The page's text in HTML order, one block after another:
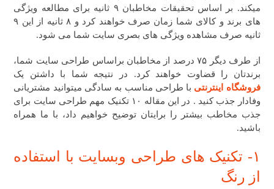
میکند. بر اساس تحقیقات مخاطبان ۹ ثانیه برای مطالعه ویژگی
های برند و کالای شما زمان صرف خواهند کرد و ۸ ثانیه از این ۹
ثانیه صرف مشاهده ویژگی های بصری سایت شما می شود.
از طرف دیگر ۷۵ درصد از مخاطبان براساس طراحی سایت شما،
برندتان را قضاوت خواهند کرد. در نتیجه شما با داشتن یک
فروشگاه اینترنتی با طراحی مناسب به سادگی میتوانید مشتریانی
وفادار جذب کنید . در این مقاله ۱۰ تکنیک مهم طراحی سایت برای
جذب مخاطب بیشتر را برایتان توضیح خواهیم داد، با ما همراه
باشید.
۱- تکنیک های طراحی وبسایت با استفاده
از رنگ